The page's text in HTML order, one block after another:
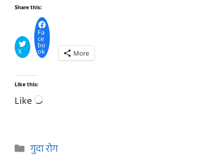
Share this:
X
Fa
ce
bo
ok More
Like this:
Like Loading…
Categories
गुदा रोग